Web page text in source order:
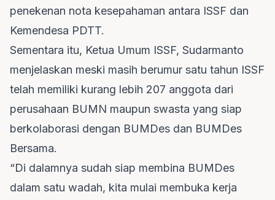
penekenan nota kesepahaman antara ISSF dan
Kemendesa PDTT.
Sementara itu, Ketua Umum ISSF, Sudarmanto
menjelaskan meski masih berumur satu tahun ISSF
telah memiliki kurang lebih 207 anggota dari
perusahaan BUMN maupun swasta yang siap
berkolaborasi dengan BUMDes dan BUMDes
Bersama.
“Di dalamnya sudah siap membina BUMDes
dalam satu wadah, kita mulai membuka kerja